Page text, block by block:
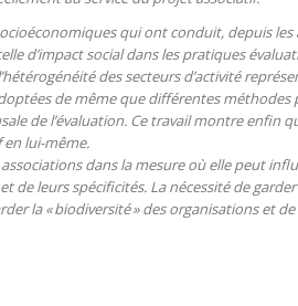
qui ont conduit, depuis les
d’impact social dans les pratiques
des secteurs d’activité
de même que différentes méthodes
de l’évaluation. Ce travail montre enfin
lui-même.
dans la mesure où elle peut
de leurs spécificités. La nécessité de
la « biodiversité » des organisations et